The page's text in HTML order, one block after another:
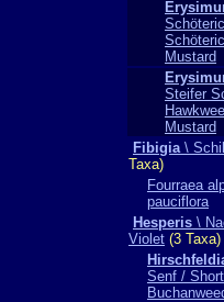
Mustard
Steifer
Mustard
Fibigia\
Taxa)
Fourraea
pauciflora
Hesperis \
Violet (3 Taxa)
Senf /